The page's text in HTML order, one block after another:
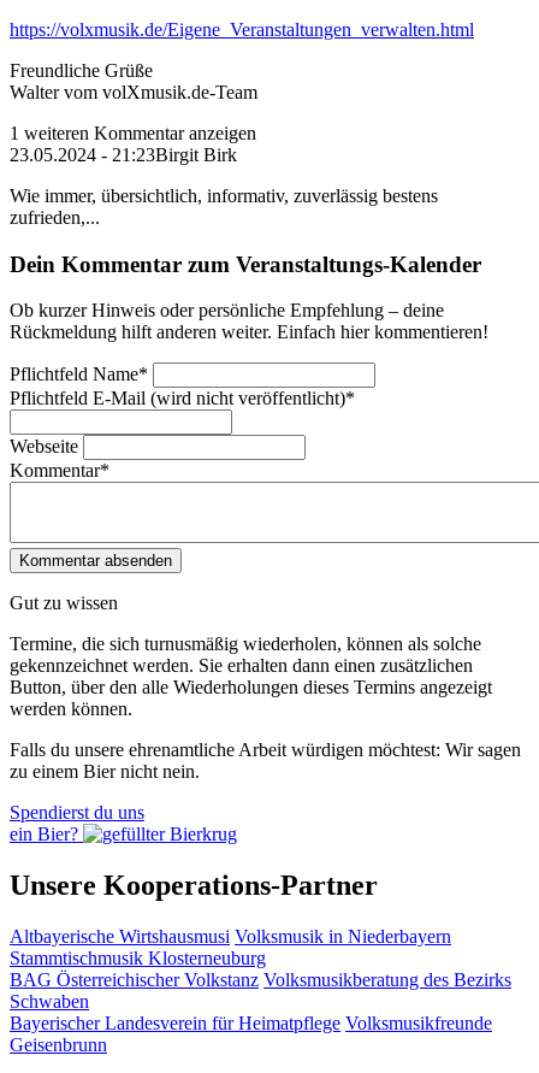
https://volxmusik.de/Eigene_Veranstaltungen_verwalten.html
Freundliche Grüße
Walter vom volXmusik.de-Team
1 weiteren Kommentar anzeigen
23.05.2024 - 21:23Birgit Birk
Wie immer, übersichtlich, informativ, zuverlässig bestens
zufrieden,...
Dein Kommentar zum Veranstaltungs-Kalender
Ob kurzer Hinweis oder persönliche Empfehlung – deine
Rückmeldung hilft anderen weiter. Einfach hier kommentieren!
Pflichtfeld Name*
Pflichtfeld E-Mail (wird nicht veröffentlicht)*
Webseite
Kommentar*
Gut zu wissen
Termine, die sich turnusmäßig wiederholen, können als solche
gekennzeichnet werden. Sie erhalten dann einen zusätzlichen
Button, über den alle Wiederholungen dieses Termins angezeigt
werden können.
Falls du unsere ehrenamtliche Arbeit würdigen möchtest: Wir sagen
zu einem Bier nicht nein.
Spendierst du uns
ein Bier?
Unsere Kooperations-Partner
Altbayerische Wirtshausmusi Volksmusik in Niederbayern
Stammtischmusik Klosterneuburg
BAG Österreichischer Volkstanz Volksmusikberatung des Bezirks
Schwaben
Bayerischer Landesverein für Heimatpflege Volksmusikfreunde
Geisenbrunn